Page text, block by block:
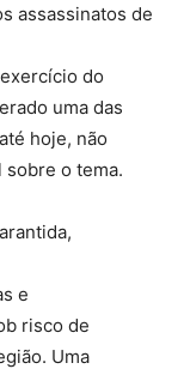
assassinatos de
do
uma das
hoje, não
o tema.
e
risco de
Uma